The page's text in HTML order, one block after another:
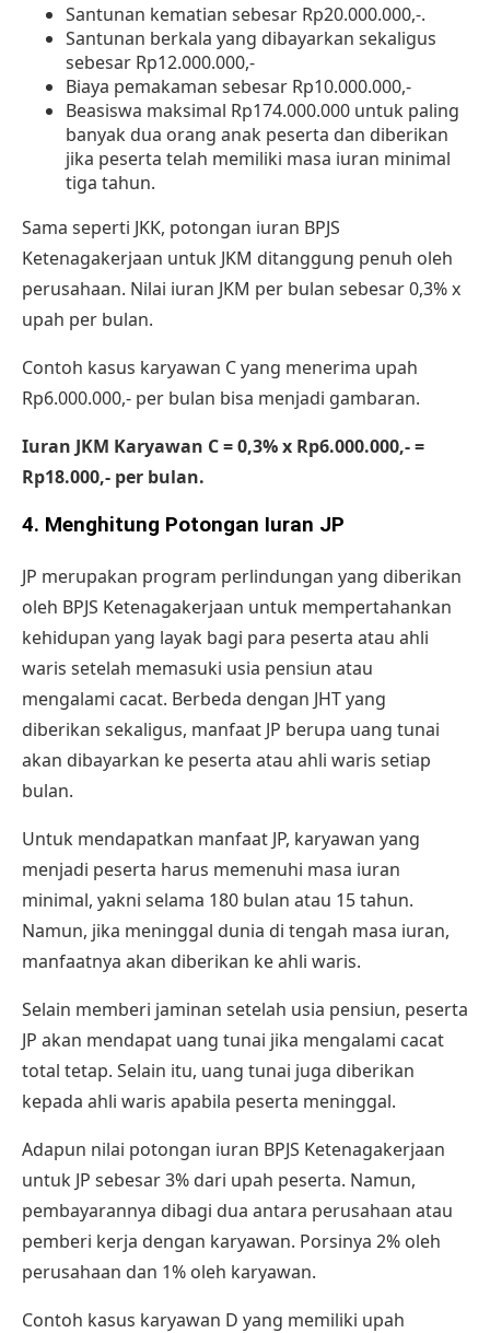
Santunan kematian sebesar Rp20.000.000,-.
Santunan berkala yang dibayarkan sekaligus
sebesar Rp12.000.000,-
Biaya pemakaman sebesar Rp10.000.000,-
Beasiswa maksimal Rp174.000.000 untuk paling
banyak dua orang anak peserta dan diberikan
jika peserta telah memiliki masa iuran minimal
tiga tahun.
Sama seperti JKK, potongan iuran BPJS
Ketenagakerjaan untuk JKM ditanggung penuh oleh
perusahaan. Nilai iuran JKM per bulan sebesar 0,3% x
upah per bulan.
Contoh kasus karyawan C yang menerima upah
Rp6.000.000,- per bulan bisa menjadi gambaran.
Iuran JKM Karyawan C = 0,3% x Rp6.000.000,- =
Rp18.000,- per bulan.
4. Menghitung Potongan Iuran JP
JP merupakan program perlindungan yang diberikan
oleh BPJS Ketenagakerjaan untuk mempertahankan
kehidupan yang layak bagi para peserta atau ahli
waris setelah memasuki usia pensiun atau
mengalami cacat. Berbeda dengan JHT yang
diberikan sekaligus, manfaat JP berupa uang tunai
akan dibayarkan ke peserta atau ahli waris setiap
bulan.
Untuk mendapatkan manfaat JP, karyawan yang
menjadi peserta harus memenuhi masa iuran
minimal, yakni selama 180 bulan atau 15 tahun.
Namun, jika meninggal dunia di tengah masa iuran,
manfaatnya akan diberikan ke ahli waris.
Selain memberi jaminan setelah usia pensiun, peserta
JP akan mendapat uang tunai jika mengalami cacat
total tetap. Selain itu, uang tunai juga diberikan
kepada ahli waris apabila peserta meninggal.
Adapun nilai potongan iuran BPJS Ketenagakerjaan
untuk JP sebesar 3% dari upah peserta. Namun,
pembayarannya dibagi dua antara perusahaan atau
pemberi kerja dengan karyawan. Porsinya 2% oleh
perusahaan dan 1% oleh karyawan.
Contoh kasus karyawan D yang memiliki upah